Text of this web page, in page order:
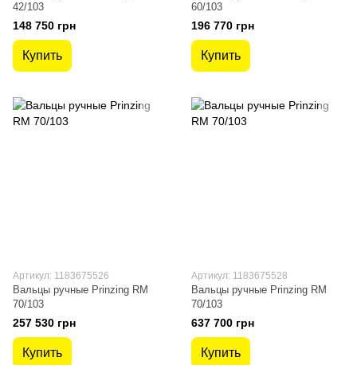
42/103
148 750 грн
Купить
60/103
196 770 грн
Купить
Артикул: 1183675526
Вальцы ручные Prinzing RM
70/103
257 530 грн
Купить
Артикул: 1183675528
Вальцы ручные Prinzing RM
70/103
637 700 грн
Купить